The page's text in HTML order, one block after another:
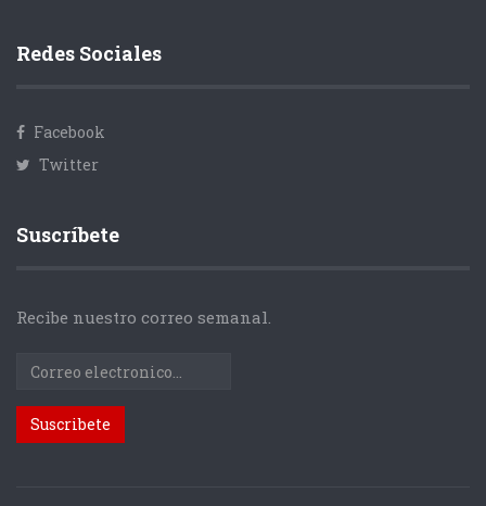
Redes Sociales
Facebook
Twitter
Suscríbete
Recibe nuestro correo semanal.